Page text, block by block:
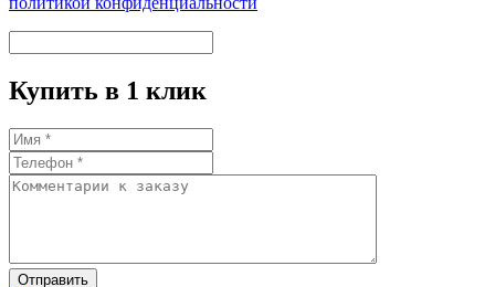
Купить в 1 клик
Отправить